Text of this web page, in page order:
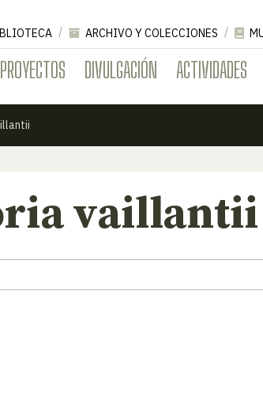
PROYECTOS DIVULGACIÓN ACTIVIDADES
ARCHIVO Y COLECCIONES
vaillantii